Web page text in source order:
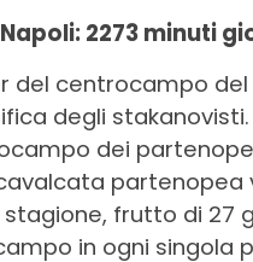
2273 minuti
del centrocampo del
degli
dei
partenopea
frutto di 27
in ogni